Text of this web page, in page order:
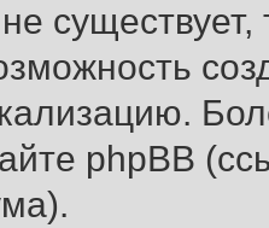
не
phpBB